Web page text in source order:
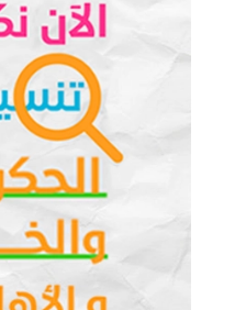
الكلمات المفتاحية
منهج شهر فبراير عربي
الترم الثاني
منهج امتحان شهر فبراير
منهج امتحان شهر مارس
2025